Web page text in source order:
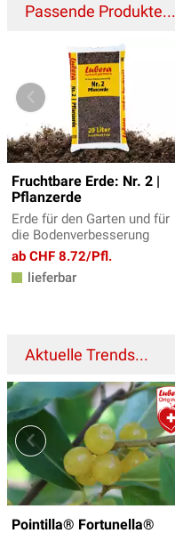
Passende Produkte...
Fruchtbare Erde: Nr. 2 |
Pflanzerde
Erde für den Garten und für
die Bodenverbesserung
ab CHF 8.72/Pfl.
lieferbar
Aktuelle Trends...
Pointilla® Fortunella®